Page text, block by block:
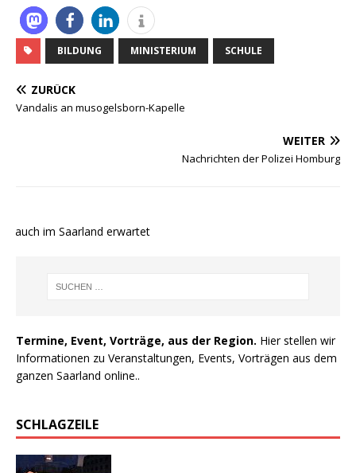
BILDUNG MINISTERIUM SCHULE
ZURÜCK
Vandalis an musogelsborn-Kapelle
WEITER
Nachrichten der Polizei Homburg
auch im Saarland erwartet
Termine, Event, Vorträge, aus der Region. Hier stellen wir
Informationen zu Veranstaltungen, Events, Vorträgen aus dem
ganzen Saarland online..
SCHLAGZEILE